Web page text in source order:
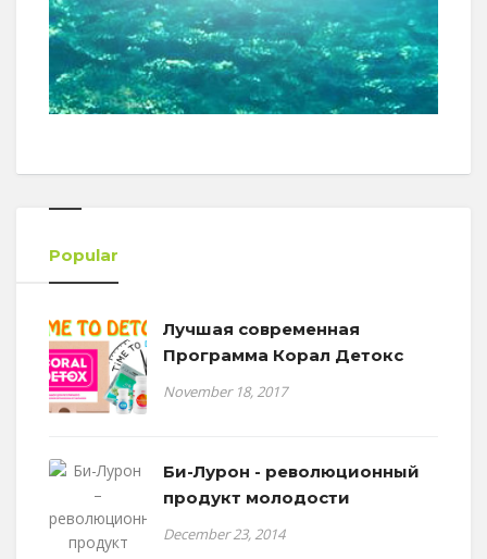
Popular
Лучшая современная
Программа Корал Детокс
November 18, 2017
Би-Лурон - революционный
продукт молодости
December 23, 2014